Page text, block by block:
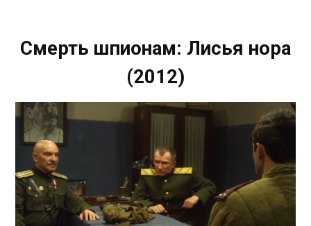
Смерть шпионам: Лисья нора
(2012)